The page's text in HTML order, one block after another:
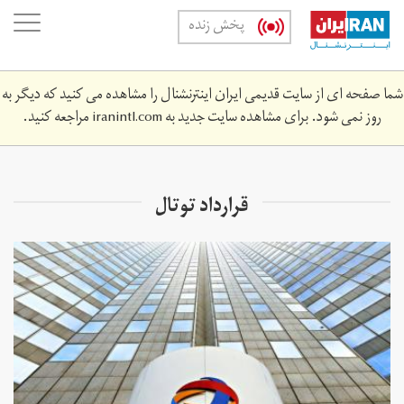
Skip
main
content
پخش زنده
شما صفحه ای از سایت قدیمی ایران اینترنشنال را مشاهده می کنید که دیگر به
روز نمی شود. برای مشاهده سایت جدید بهiranintl.comمراجعه کنید.
قرارداد توتال